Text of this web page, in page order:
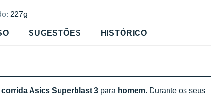
227g
SUGESTÕES HISTÓRICO
Asics Superblast 3 para homem. Durante os seus